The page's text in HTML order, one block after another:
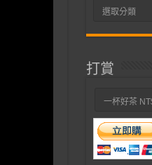
分
打賞